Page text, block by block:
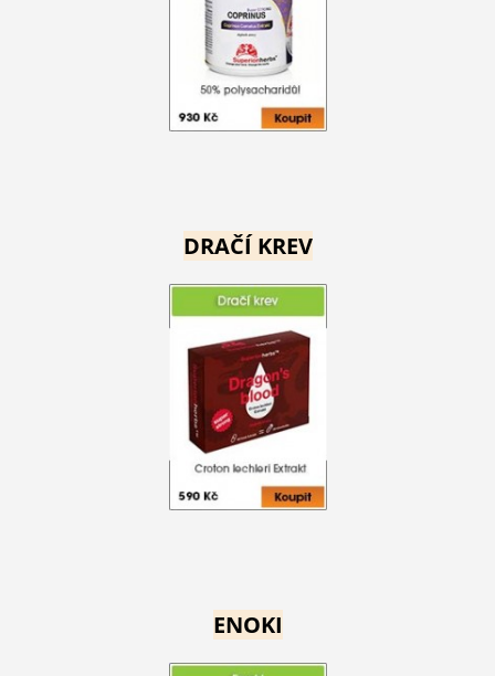
DRAČÍ KREV
ENOKI